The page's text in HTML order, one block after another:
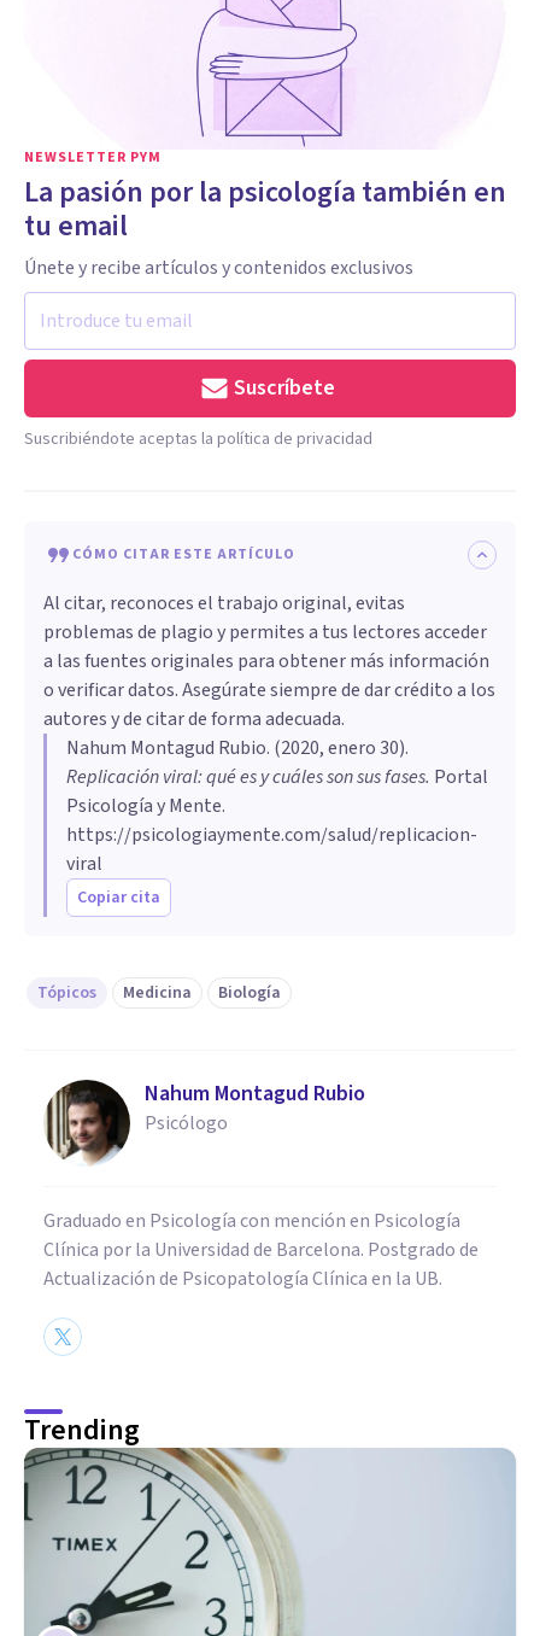
NEWSLETTER PYM
La pasión por la psicología también en
tu email
Únete y recibe artículos y contenidos exclusivos
Suscríbete
Suscribiéndote aceptas la política de privacidad
CÓMO CITAR ESTE ARTÍCULO
Al citar, reconoces el trabajo original, evitas
problemas de plagio y permites a tus lectores acceder
a las fuentes originales para obtener más información
o verificar datos. Asegúrate siempre de dar crédito a los
autores y de citar de forma adecuada.
Nahum Montagud Rubio. (2020, enero 30).
Replicación viral: qué es y cuáles son sus fases. Portal
Psicología y Mente.
https://psicologiaymente.com/salud/replicacion-
viral
Copiar cita
Tópicos Medicina Biología
Nahum Montagud Rubio
Psicólogo
Graduado en Psicología con mención en Psicología
Clínica por la Universidad de Barcelona. Postgrado de
Actualización de Psicopatología Clínica en la UB.
Trending